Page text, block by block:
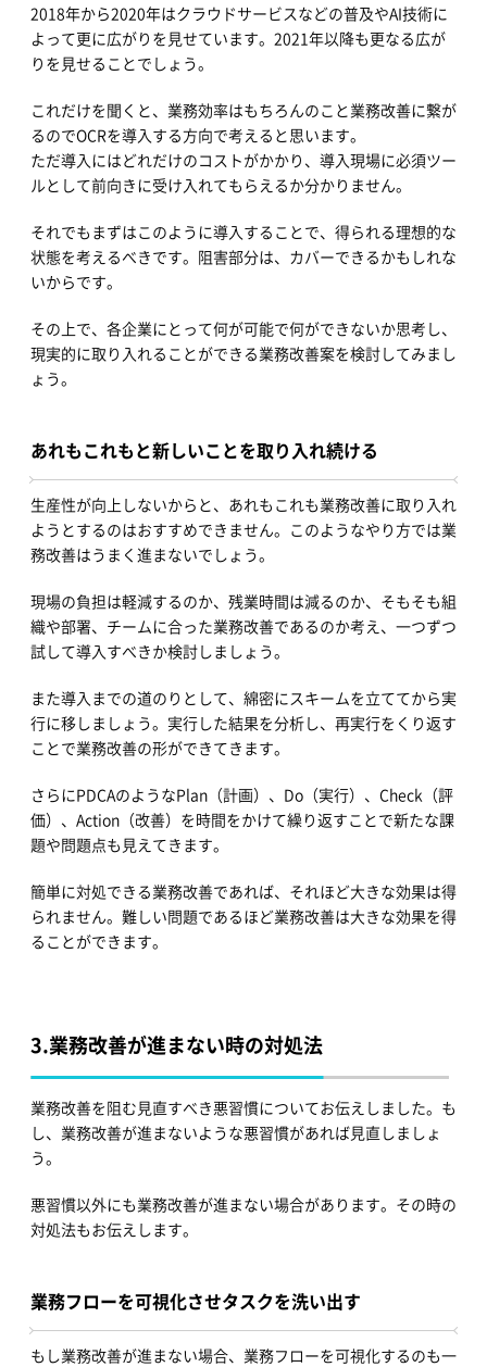
2018年から2020年はクラウドサービスなどの普及やAI技術に
よって更に広がりを見せています。2021年以降も更なる広が
りを見せることでしょう。
これだけを聞くと、業務効率はもちろんのこと業務改善に繋が
るのでOCRを導入する方向で考えると思います。
ただ導入にはどれだけのコストがかかり、導入現場に必須ツー
ルとして前向きに受け入れてもらえるか分かりません。
それでもまずはこのように導入することで、得られる理想的な
状態を考えるべきです。阻害部分は、カバーできるかもしれな
いからです。
その上で、各企業にとって何が可能で何ができないか思考し、
現実的に取り入れることができる業務改善案を検討してみまし
ょう。
あれもこれもと新しいことを取り入れ続ける
生産性が向上しないからと、あれもこれも業務改善に取り入れ
ようとするのはおすすめできません。このようなやり方では業
務改善はうまく進まないでしょう。
現場の負担は軽減するのか、残業時間は減るのか、そもそも組
織や部署、チームに合った業務改善であるのか考え、一つずつ
試して導入すべきか検討しましょう。
また導入までの道のりとして、綿密にスキームを立ててから実
行に移しましょう。実行した結果を分析し、再実行をくり返す
ことで業務改善の形ができてきます。
さらにPDCAのようなPlan（計画）、Do（実行）、Check（評
価）、Action（改善）を時間をかけて繰り返すことで新たな課
題や問題点も見えてきます。
簡単に対処できる業務改善であれば、それほど大きな効果は得
られません。難しい問題であるほど業務改善は大きな効果を得
ることができます。
3.業務改善が進まない時の対処法
業務改善を阻む見直すべき悪習慣についてお伝えしました。も
し、業務改善が進まないような悪習慣があれば見直しましょ
う。
悪習慣以外にも業務改善が進まない場合があります。その時の
対処法もお伝えします。
業務フローを可視化させタスクを洗い出す
もし業務改善が進まない場合、業務フローを可視化するのも一